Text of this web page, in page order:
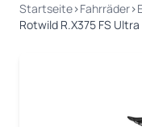
Startseite›Fahrräder›
Rotwild R.X375 FS